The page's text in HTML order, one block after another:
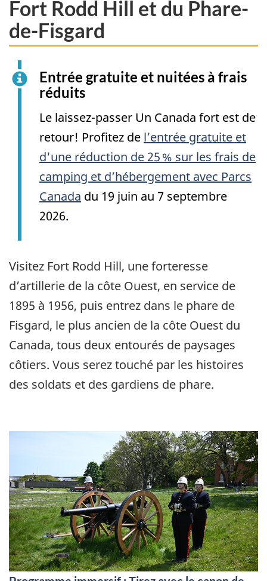
Fort Rodd Hill et du Phare-
de-Fisgard
Entrée gratuite et nuitées à frais
réduits
Le laissez-passer Un Canada fort est de
retour! Profitez de l’entrée gratuite et
d'une réduction de 25 % sur les frais de
camping et d’hébergement avec Parcs
Canada du 19 juin au 7 septembre
2026.
Visitez Fort Rodd Hill, une forteresse
d’artillerie de la côte Ouest, en service de
1895 à 1956, puis entrez dans le phare de
Fisgard, le plus ancien de la côte Ouest du
Canada, tous deux entourés de paysages
côtiers. Vous serez touché par les histoires
des soldats et des gardiens de phare.